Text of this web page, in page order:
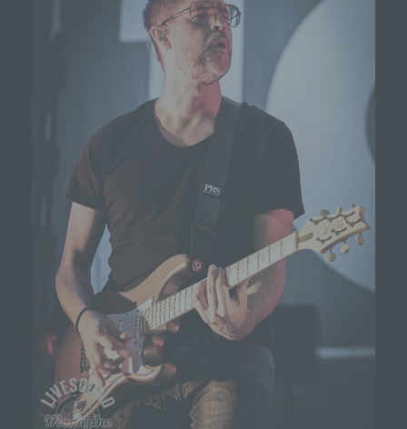
E-Mail: info@livesound-magazine.com
Cookies / SessionStorage / LocalStorage
Die Internetseiten verwenden teilweise so genannte
Cookies, LocalStorage und SessionStorage. Dies dient
dazu, unser Angebot nutzerfreundlicher, effektiver und
sicherer zu machen. Local Storage und
SessionStorage ist eine Technologie, mit welcher ihr
Browser Daten auf Ihrem Computer oder mobilen
Gerät abspeichert. Cookies sind Textdateien, welche
über einen Internetbrowser auf einem Computersystem
abgelegt und gespeichert werden. Sie können die
Verwendung von Cookies, LocalStorage und
SessionStorage durch entsprechende Einstellung in
Ihrem Browser verhindern.
Zahlreiche Internetseiten und Server verwenden
Cookies. Viele Cookies enthalten eine sogenannte
Cookie-ID. Eine Cookie-ID ist eine eindeutige
Kennung des Cookies. Sie besteht aus einer
Zeichenfolge, durch welche Internetseiten und